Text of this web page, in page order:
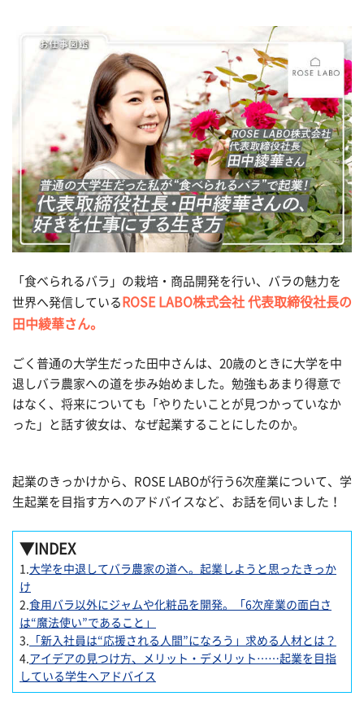
「食べられるバラ」の栽培・商品開発を行い、バラの魅力を
世界へ発信している ROSE LABO株式会社 代表取締役社長の
田中綾華さん。
ごく普通の大学生だった田中さんは、20歳のときに大学を中
退しバラ農家への道を歩み始めました。勉強もあまり得意で
はなく、将来についても「やりたいことが見つかっていなか
った」と話す彼女は、なぜ起業することにしたのか。
起業のきっかけから、ROSE LABOが行う6次産業について、学
生起業を目指す方へのアドバイスなど、お話を伺いました！
▼INDEX
1. 大学を中退してバラ農家の道へ。起業しようと思ったきっか
け
2. 食用バラ以外にジャムや化粧品を開発。「6次産業の面白さ
は“魔法使い”であること」
3.
「新入社員は“応援される人間”になろう」求める人材とは？
4. アイデアの見つけ方、メリット・デメリット……起業を目指
している学生へアドバイス